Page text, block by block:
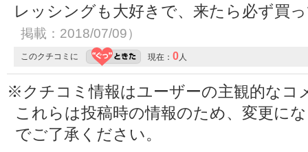
レッシングも大好きで、来たら必ず買
掲載：2018/07/09）
このクチコミに 現在： 0人
※クチコミ情報はユーザーの主観的なコ
これらは投稿時の情報のため、変更に
でご了承ください。